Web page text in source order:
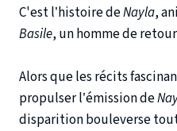
C'est l’histoire deNayla,
Basile, un homme de
Alors que les récits
propulser l’émission de
disparition bouleverse